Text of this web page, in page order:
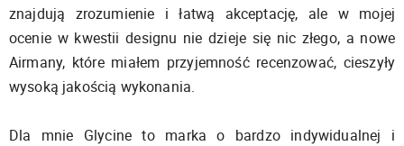
znajdują zrozumienie i łatwą akceptację, ale w mojej
ocenie w kwestii designu nie dzieje się nic złego, a nowe
Airmany, które miałem przyjemność recenzować, cieszyły
wysoką jakością wykonania.
Dla mnie Glycine to marka o bardzo indywidualnej i